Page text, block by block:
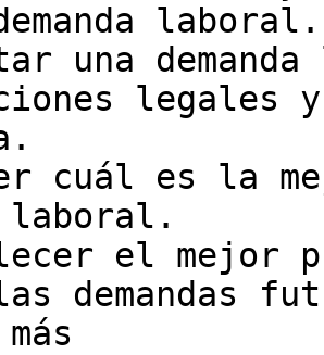
laboral.
una
legales y
cuál es la
laboral.
el mejor
demandas